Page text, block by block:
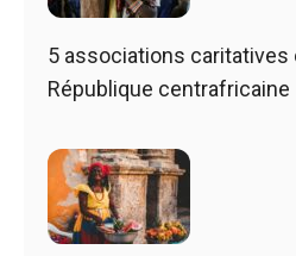
5 associations caritatives
République centrafricaine